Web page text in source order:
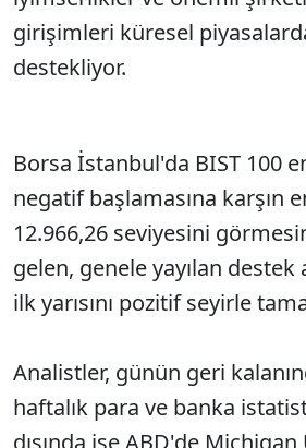
girişimleri küresel
destekliyor.
Borsa İstanbul'da BIST 100
negatif başlamasına karşın
12.966,26 seviyesini
gelen, genele yayılan destek
ilk yarısını pozitif seyirle
Analistler, günün geri
haftalık para ve banka
dışında ise ABD'de